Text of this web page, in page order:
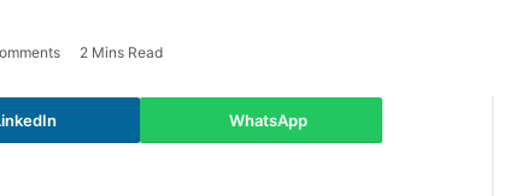
2 Mins Read
WhatsApp